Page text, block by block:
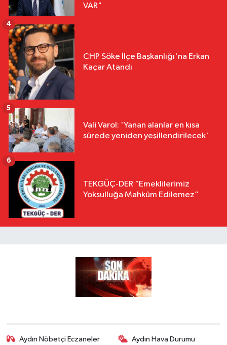
VAR"
CHP Söke İlçe Başkanlığı'na Erkan
Kaçar Atandı
4
Vali Varol: 'Yanan alanlar en kısa
sürede yeniden yeşillendirilecek'
5
TEKGÜÇ-DER “Emeklilerimiz
Yoksulluğa Mahkûm Edilemez”
6
Aydın Nöbetçi Eczaneler Aydın Hava Durumu